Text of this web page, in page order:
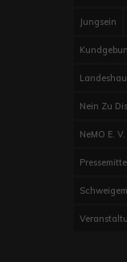
Jungsein
Nein Zu
NeMO E. V.